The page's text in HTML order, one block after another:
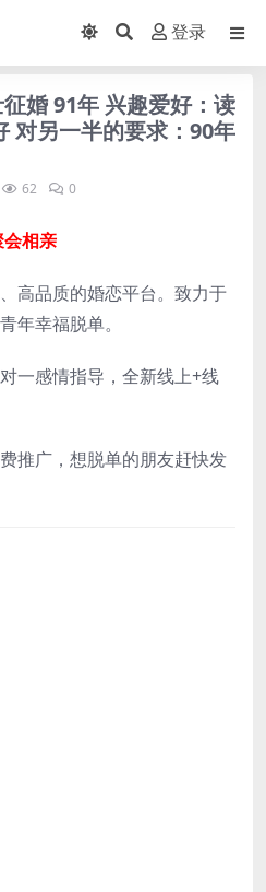
登录
婚 91年 兴趣爱好：读
对另一半的要求：90年
62 0
相亲
高品质的婚恋平台。致力于
年幸福脱单。
一感情指导，全新线上+线
推广，想脱单的朋友赶快发